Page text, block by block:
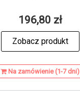
196,80 zł
Zobacz produkt
Na zamówienie (1-7 dni)